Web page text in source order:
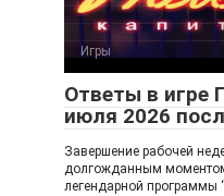
ss
ni
ki
Игры
Ответы в игре
июля 2026
Завершение рабочей
долгожданным
легендарной программы